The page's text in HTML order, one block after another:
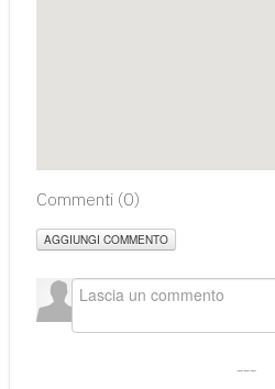
Commenti (0)
AGGIUNGI COMMENTO